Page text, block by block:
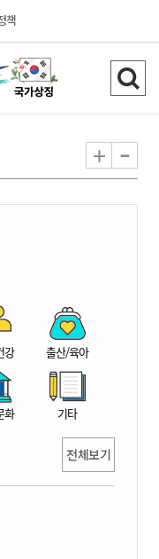
책
검
색
기
+ -
강 출산/육아
화 기타
전체보기